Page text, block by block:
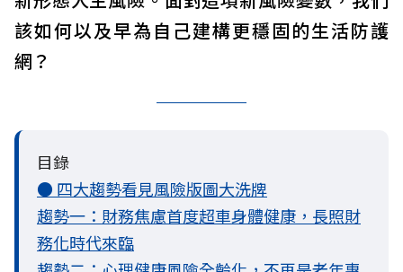
該如何以及早為自己建構更穩固的生活防護
網？
目錄
● 四大趨勢看見風險版圖大洗牌
趨勢一：財務焦慮首度超車身體健康，長照財
務化時代來臨